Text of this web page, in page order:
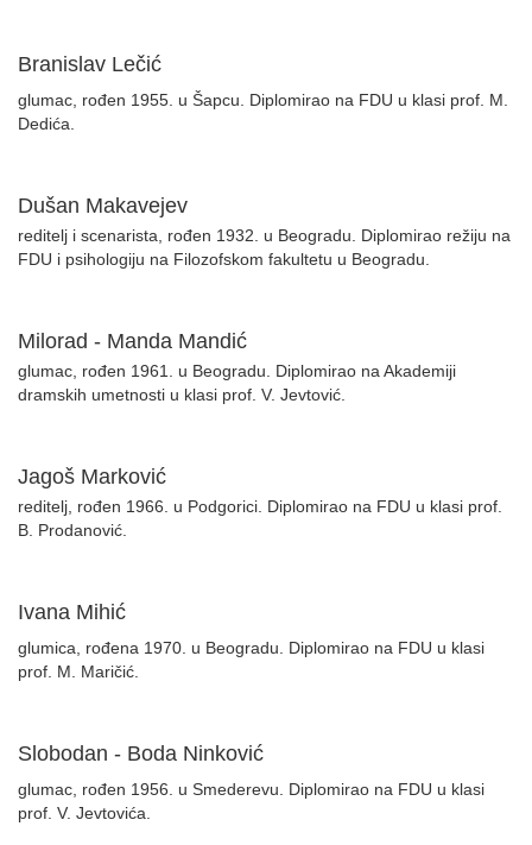
Branislav Lečić
glumac, rođen 1955. u Šapcu. Diplomirao na FDU u klasi prof. M.
Dedića.
Dušan Makavejev
reditelj i scenarista, rođen 1932. u Beogradu. Diplomirao režiju na
FDU i psihologiju na Filozofskom fakultetu u Beogradu.
Milorad - Manda Mandić
glumac, rođen 1961. u Beogradu. Diplomirao na Akademiji
dramskih umetnosti u klasi prof. V. Jevtović.
Jagoš Marković
reditelj, rođen 1966. u Podgorici. Diplomirao na FDU u klasi prof.
B. Prodanović.
Ivana Mihić
glumica, rođena 1970. u Beogradu. Diplomirao na FDU u klasi
prof. M. Maričić.
Slobodan - Boda Ninković
glumac, rođen 1956. u Smederevu. Diplomirao na FDU u klasi
prof. V. Jevtovića.